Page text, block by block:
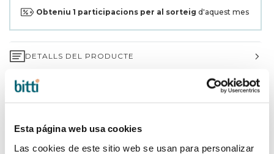
Esta página web usa cookies
Las cookies de este sitio web se usan para personalizar
Obteniu 1 participacions per al sorteig d'aquest mes
DETALLS DEL PRODUCTE
GARANTIA DE 3 ANYS*